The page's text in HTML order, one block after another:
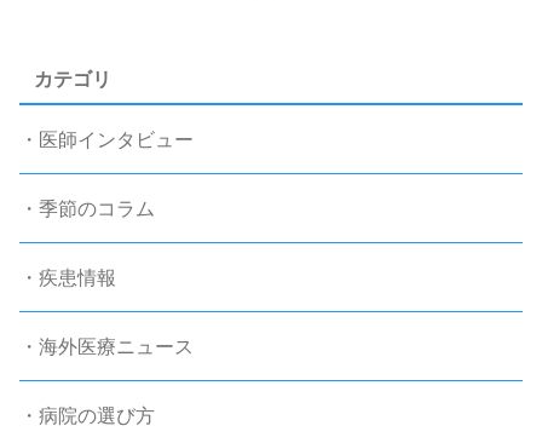
カテゴリ
・医師インタビュー
・季節のコラム
・疾患情報
・海外医療ニュース
・病院の選び方